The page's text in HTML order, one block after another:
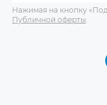
Нажимая на кнопку
Публичной оферты